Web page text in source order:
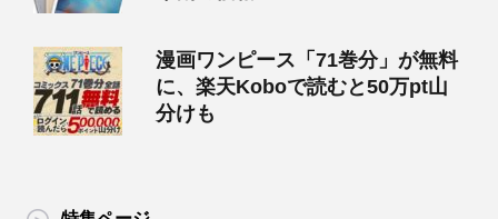
漫画ワンピース「71巻分」が無料
に、楽天Koboで読むと50万pt山
分けも